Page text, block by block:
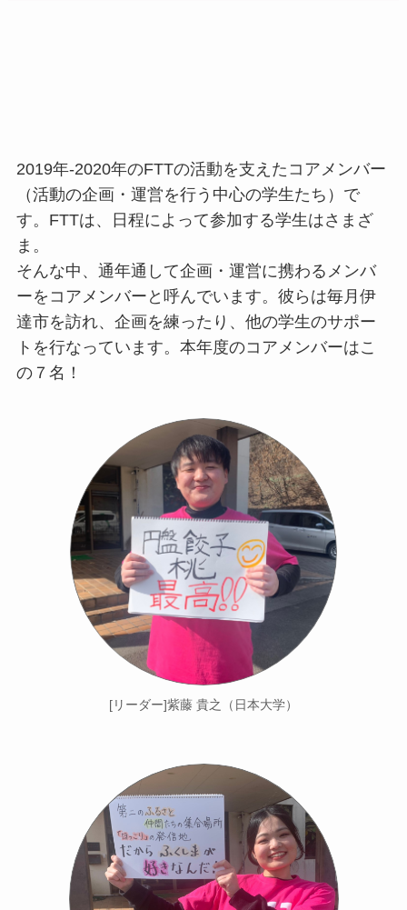
2019年-2020年のFTTの活動を支えたコアメンバー
（活動の企画・運営を行う中心の学生たち）で
す。FTTは、日程によって参加する学生はさまざ
ま。
そんな中、通年通して企画・運営に携わるメンバ
ーをコアメンバーと呼んでいます。彼らは毎月伊
達市を訪れ、企画を練ったり、他の学生のサポー
トを行なっています。本年度のコアメンバーはこ
の７名！
[リーダー]紫藤 貴之（日本大学）